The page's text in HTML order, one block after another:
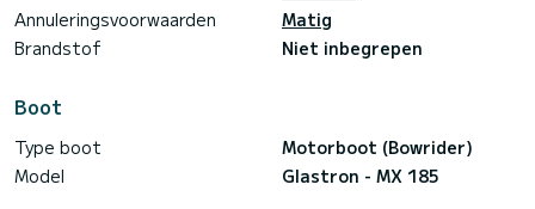
Annuleringsvoorwaarden
Matig
Brandstof
Niet inbegrepen
Boot
Type boot
Motorboot (Bowrider)
Model
Glastron - MX 185